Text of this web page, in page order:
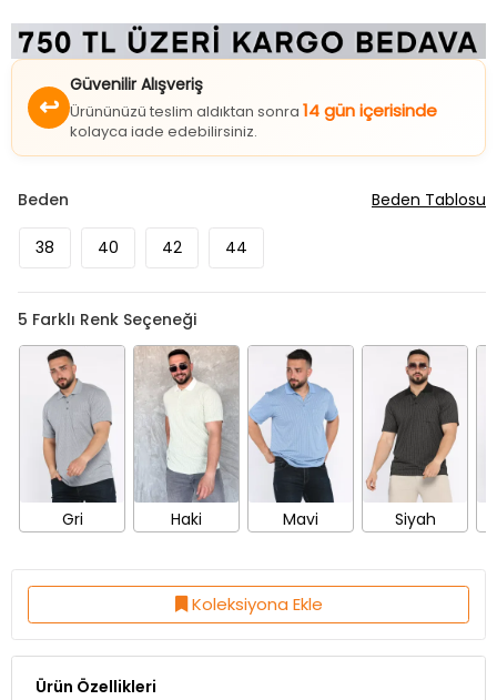
↩
Güvenilir Alışveriş
Ürününüzü teslim aldıktan sonra 14 gün içerisinde
kolayca iade edebilirsiniz.
Beden
38 40 42 44
Beden Tablosu
5 Farklı Renk Seçeneği
Gri Haki Mavi Siyah
Koleksiyona Ekle
Ürün Özellikleri